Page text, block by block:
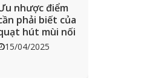
nhược điểm
phải biết của
hút mùi nối
15/04/2025